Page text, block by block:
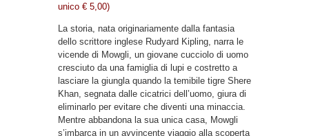
unico € 5,00)
La storia, nata originariamente dalla fantasia
dello scrittore inglese Rudyard Kipling, narra le
vicende di Mowgli, un giovane cucciolo di uomo
cresciuto da una famiglia di lupi e costretto a
lasciare la giungla quando la temibile tigre Shere
Khan, segnata dalle cicatrici dell’uomo, giura di
eliminarlo per evitare che diventi una minaccia.
Mentre abbandona la sua unica casa, Mowgli
s’imbarca in un avvincente viaggio alla scoperta